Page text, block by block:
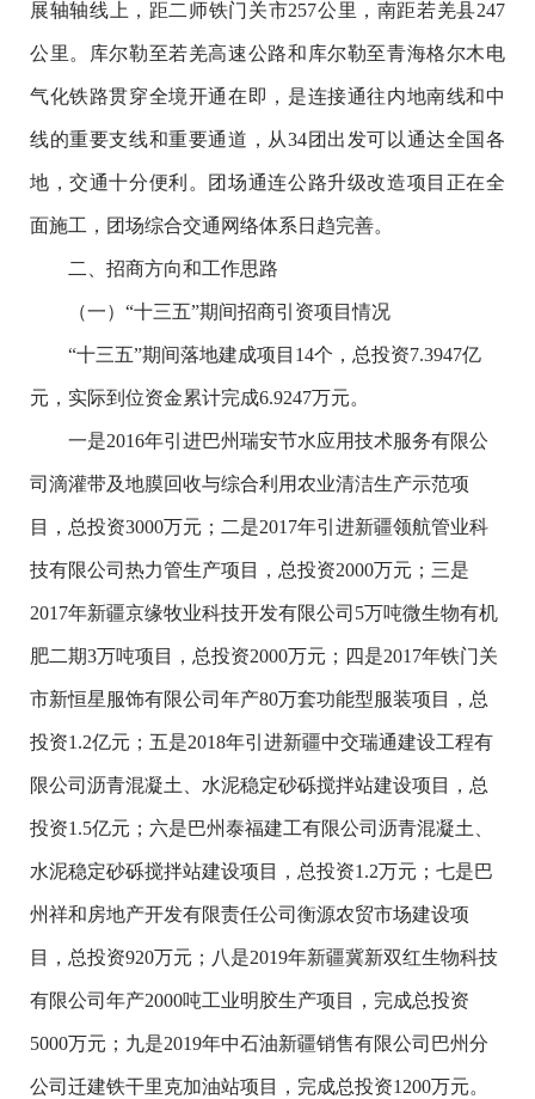
展轴轴线上，距二师铁门关市257公里，南距若羌县247
公里。库尔勒至若羌高速公路和库尔勒至青海格尔木电
气化铁路贯穿全境开通在即，是连接通往内地南线和中
线的重要支线和重要通道，从34团出发可以通达全国各
地，交通十分便利。团场通连公路升级改造项目正在全
面施工，团场综合交通网络体系日趋完善。
二、招商方向和工作思路
（一）“十三五”期间招商引资项目情况
“十三五”期间落地建成项目14个，总投资7.3947亿
元，实际到位资金累计完成6.9247万元。
一是2016年引进巴州瑞安节水应用技术服务有限公
司滴灌带及地膜回收与综合利用农业清洁生产示范项
目，总投资3000万元；二是2017年引进新疆领航管业科
技有限公司热力管生产项目，总投资2000万元；三是
2017年新疆京缘牧业科技开发有限公司5万吨微生物有机
肥二期3万吨项目，总投资2000万元；四是2017年铁门关
市新恒星服饰有限公司年产80万套功能型服装项目，总
投资1.2亿元；五是2018年引进新疆中交瑞通建设工程有
限公司沥青混凝土、水泥稳定砂砾搅拌站建设项目，总
投资1.5亿元；六是巴州泰福建工有限公司沥青混凝土、
水泥稳定砂砾搅拌站建设项目，总投资1.2万元；七是巴
州祥和房地产开发有限责任公司衡源农贸市场建设项
目，总投资920万元；八是2019年新疆冀新双红生物科技
有限公司年产2000吨工业明胶生产项目，完成总投资
5000万元；九是2019年中石油新疆销售有限公司巴州分
公司迁建铁干里克加油站项目，完成总投资1200万元。